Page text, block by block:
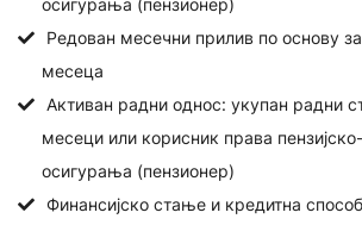
ПЛАТНЕ КАРТИЦЕ
Дебитне картице
Кредитне картице
Поклон картица
Visa кредитна
КРЕДИТИ
Субвенционисани кредити
Кредити за обртна средства и
Инвестициони кредити
ОПШТИ УСЛОВИ ПОСЛОВАЊА
Инструменти заштите од промене
Финансијске институције
ПОСЛОВИ ДЕПОЗИТАРА
Послови депозитара
Редован месечни прилив по основу
месеца
Активан радни однос: укупан радни
месеци или корисник права
осигурања (пензионер)
Финансијско стање и кредитна